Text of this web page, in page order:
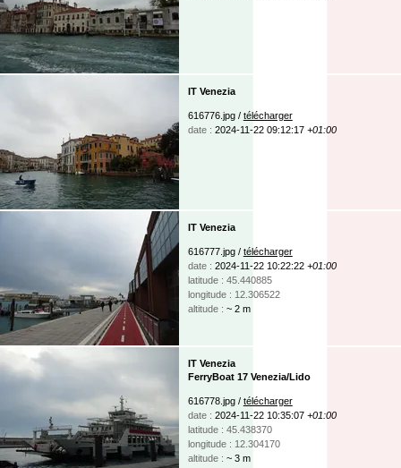
IT Venezia
616776.jpg / télécharger
date : 2024-11-22 09:12:17 +01:00
IT Venezia
616777.jpg / télécharger
date : 2024-11-22 10:22:22 +01:00
latitude : 45.440885
longitude : 12.306522
altitude : ~ 2 m
IT Venezia
FerryBoat 17 Venezia/Lido
616778.jpg / télécharger
date : 2024-11-22 10:35:07 +01:00
latitude : 45.438370
longitude : 12.304170
altitude : ~ 3 m